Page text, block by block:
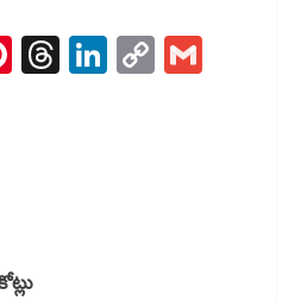
Pinterest
Threads
LinkedIn
Copy